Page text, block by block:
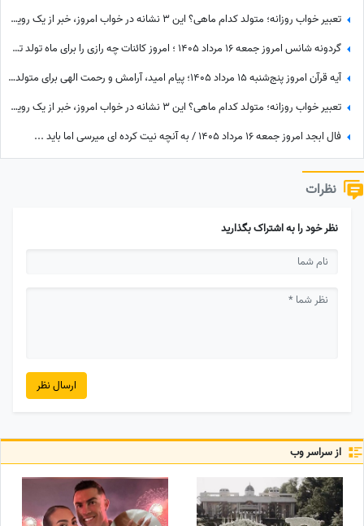
تعبیر خواب روزانه؛ متولد کدام ماهی؟ این 3 نشانه در خواب امروز، خبر از یک رویداد بزرگ می‌دهند! / چهارشنبه 14 مرداد 1405
گردونه شانس امروز جمعه 16 مرداد 1405 ؛ امروز کائنات چه رازی را برای ماه تولد تو فاش کرده؟
آیه قرآن امروز پنج‌شنبه 15 مرداد 1405؛ پیام امید، آرامش و رحمت الهی برای متولدین ماه‌های مختلف
تعبیر خواب روزانه؛ متولد کدام ماهی؟ این 3 نشانه در خواب امروز، خبر از یک رویداد بزرگ می‌دهند! / پنج‌شنبه 15 مرداد 1405
فال ابجد امروز جمعه 16 مرداد 1405 / به آنچه نیت کرده ای میرسی اما باید ...
نظرات
نظر خود را به اشتراک بگذارید
ارسال نظر
از سراسر وب